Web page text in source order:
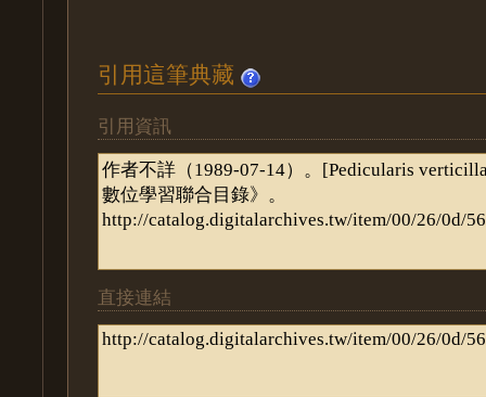
引用這筆典藏
引用資訊
直接連結